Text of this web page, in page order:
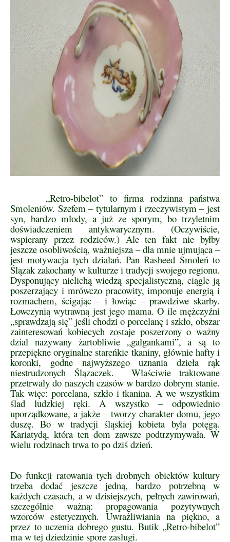
„Retro-bibelot” to firma rodzinna państwa
Smoleniów. Szefem – tytularnym i rzeczywistym – jest
syn, bardzo młody, a już ze sporym, bo trzyletnim
doświadczeniem antykwarycznym. (Oczywiście,
wspierany przez rodziców.) Ale ten fakt nie byłby
jeszcze osobliwością, ważniejsza – dla mnie ujmująca –
jest motywacja tych działań. Pan Rasheed Smoleń to
Ślązak zakochany w kulturze i tradycji swojego regionu.
Dysponujący nielichą wiedzą specjalistyczną, ciągle ją
poszerzający i mrówczo pracowity, imponuje energią i
rozmachem, ścigając – i łowiąc – prawdziwe skarby.
Łowczynią wytrawną jest jego mama. O ile mężczyźni
„sprawdzają się” jeśli chodzi o porcelanę i szkło, obszar
zainteresowań kobiecych zostaje poszerzony o ważny
dział nazywany żartobliwie „gałgankami”, a są to
przepiękne oryginalne stareńkie tkaniny, głównie hafty i
koronki, godne najwyższego uznania dzieła rąk
niestrudzonych Ślązaczek. Właściwie traktowane
przetrwały do naszych czasów w bardzo dobrym stanie.
Tak więc: porcelana, szkło i tkanina. A we wszystkim
ślad ludzkiej ręki. A wszystko – odpowiednio
uporządkowane, a jakże – tworzy charakter domu, jego
duszę. Bo w tradycji śląskiej kobieta była potęgą.
Kariatydą, która ten dom zawsze podtrzymywała. W
wielu rodzinach trwa to po dziś dzień.
Do funkcji ratowania tych drobnych obiektów kultury
trzeba dodać jeszcze jedną, bardzo potrzebną w
każdych czasach, a w dzisiejszych, pełnych zawirowań,
szczególnie ważną: propagowania pozytywnych
wzorców estetycznych. Uwrażliwiania na piękno, a
przez to uczenia dobrego gustu. Butik „Retro-bibelot”
ma w tej dziedzinie spore zasługi.